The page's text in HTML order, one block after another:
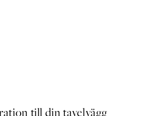
till din tavelvägg